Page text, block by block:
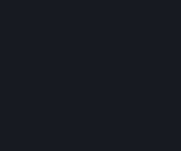
dwudziestu czterech (24)
przechowywana w
kwotę wydaną przy
łącznie przekroczyć
kwoty w obowiązującej
Portfela Steam, które
limitu, nie zostaną
aktywność Użytkownika
salda poniżej tego
zmieniać lub ustanawiać